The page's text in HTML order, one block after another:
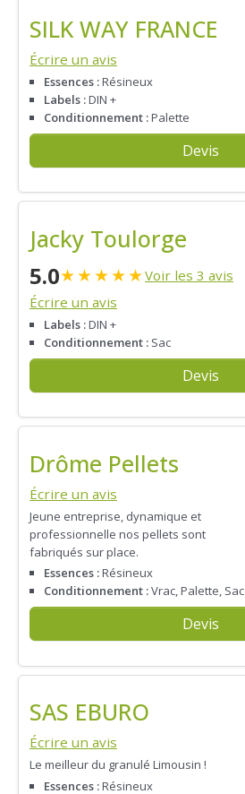
SILK WAY FRANCE
Écrire un avis
Essences :Résineux
Labels :DIN +
Conditionnement :Palette
Devis
Jacky Toulorge
5.0★★★★★Voir les 3 avis
Écrire un avis
Labels :DIN +
Conditionnement : Sac
Devis
Drôme Pellets
Écrire un avis
Jeune entreprise, dynamique et
professionnelle nos pellets sont
fabriqués sur place.
Essences :Résineux
Conditionnement :Vrac, Palette, Sac
Devis
SAS EBURO
Écrire un avis
Le meilleur du granulé Limousin !
Essences :Résineux